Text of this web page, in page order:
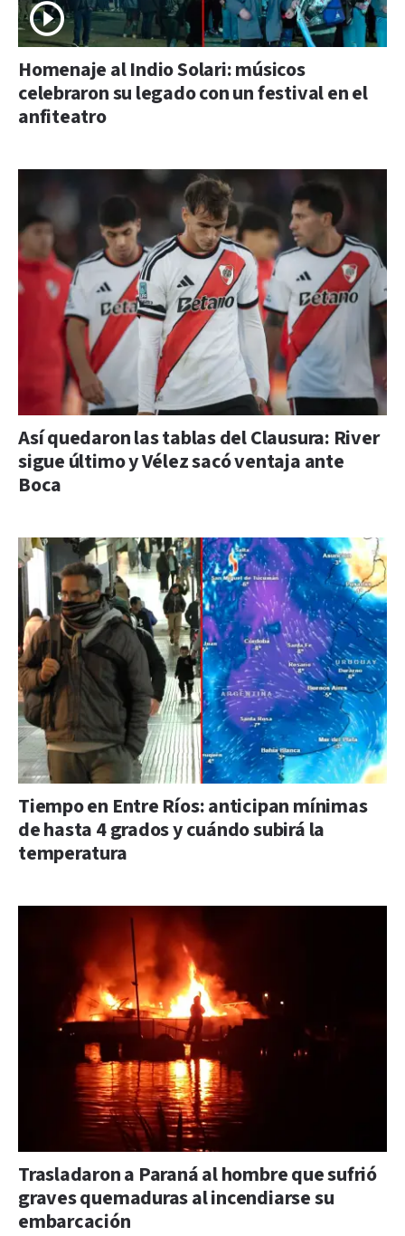
Homenaje al Indio Solari: músicos
celebraron su legado con un festival en el
anfiteatro
Así quedaron las tablas del Clausura: River
sigue último y Vélez sacó ventaja ante
Boca
Tiempo en Entre Ríos: anticipan mínimas
de hasta 4 grados y cuándo subirá la
temperatura
Trasladaron a Paraná al hombre que sufrió
graves quemaduras al incendiarse su
embarcación